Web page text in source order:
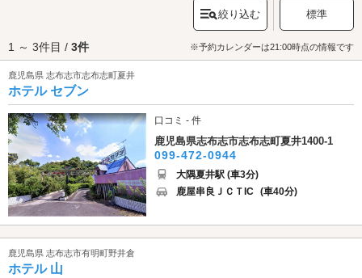
絞り込む 標準
1 ～ 3件目 / 3件 ※予約カレンダーは21:00時点の情報です
鹿児島県 志布志市志布志町夏井
ホテル セブン
口コミ - 件
鹿児島県志布志市志布志町夏井1400-1
099-472-0944
大隅夏井駅 (車3分)
鹿屋串良ＪＣＴIC (車40分)
鹿児島県 志布志市有明町野井倉
ホテル 山